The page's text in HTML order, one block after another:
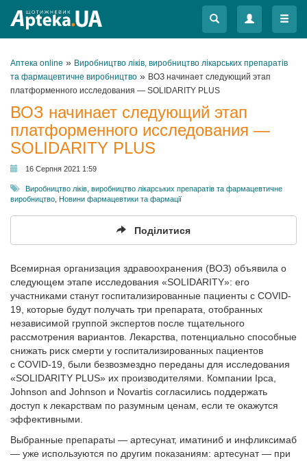
Меню
Меню
Аптека online » Виробництво ліків, виробництво лікарських препаратів
та фармацевтичне виробництво » ВОЗ начинает следующий этап
платформенного исследования — SOLIDARITY PLUS
ВОЗ начинает следующий этап
платформенного исследования —
SOLIDARITY PLUS
16 Серпня 2021 1:59
Виробництво ліків, виробництво лікарських препаратів та фармацевтичне
виробництво Новини фармацевтики та фармації
Поділитися
Всемирная организация здравоохранения (ВОЗ) объявила о
следующем этапе исследования «SOLIDARITY»: его
участниками станут госпитализированные пациенты с COVID-
19, которые будут получать три препарата, отобранных
независимой группой экспертов после тщательного
рассмотрения вариантов. Лекарства, потенциально способные
снижать риск смерти у госпитализированных пациентов
с COVID-19, были безвозмездно переданы для исследования
«SOLIDARITY PLUS» их производителями. Компании Ipca,
Johnson and Johnson и Novartis согласились поддержать
доступ к лекарствам по разумным ценам, если те окажутся
эффективными.
Выбранные препараты — артесунат, иматиниб и инфликсимаб
— уже используются по другим показаниям: артесунат — при